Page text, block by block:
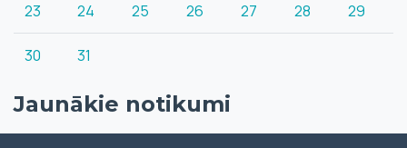
23 24 25 26 27 28 29
30 31
Jaunākie notikumi